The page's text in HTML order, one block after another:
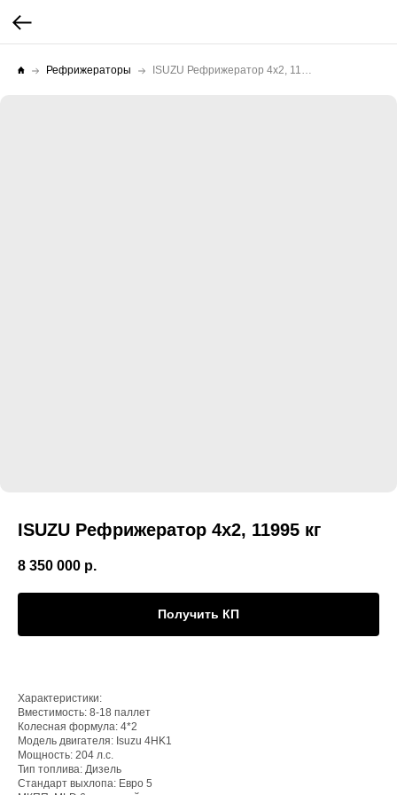
Рефрижераторы
ISUZU Рефрижератор 4х2, 11995 кг
8 350 000 р.
Получить КП
Характеристики:
Вместимость: 8-18 паллет
Колесная формула: 4*2
Модель двигателя: Isuzu 4HK1
Мощность: 204 л.с.
Тип топлива: Дизель
Стандарт выхлопа: Евро 5